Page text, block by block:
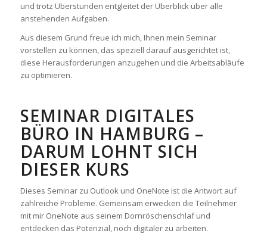
und trotz Überstunden entgleitet der Überblick über alle
anstehenden Aufgaben.
Aus diesem Grund freue ich mich, Ihnen mein Seminar
vorstellen zu können, das speziell darauf ausgerichtet ist,
diese Herausforderungen anzugehen und die Arbeitsabläufe
zu optimieren.
SEMINAR DIGITALES
BÜRO IN HAMBURG –
DARUM LOHNT SICH
DIESER KURS
Dieses Seminar zu Outlook und OneNote ist die Antwort auf
zahlreiche Probleme. Gemeinsam erwecken die Teilnehmer
mit mir OneNote aus seinem Dornröschenschlaf und
entdecken das Potenzial, noch digitaler zu arbeiten.